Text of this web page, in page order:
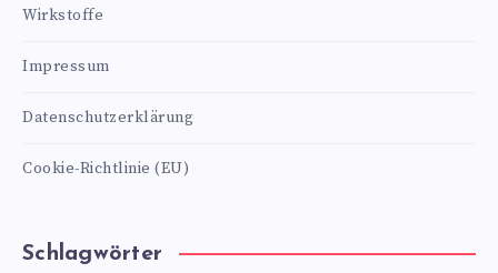
Wirkstoffe
Impressum
Datenschutzerklärung
Cookie-Richtlinie (EU)
Schlagwörter